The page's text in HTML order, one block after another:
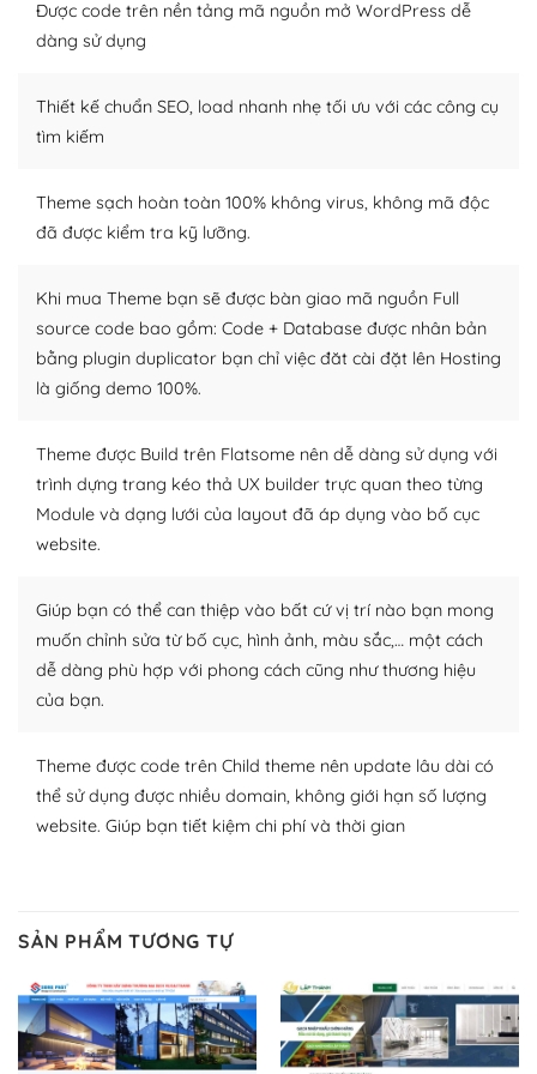
tìm kiếm chúng trên Internet hoặc nhờ chuyên gia.
Dễ dàng tùy chỉnh trên WordPress
– Sở hữu một cộng đồng lớn, sẵn sàng hỗ trợ
người cuồng tín WordPress.
kiếm những cộng đồng WordPress, họ sẽ giúp bạn trả
lời, giải đáp vấn đề của bạn.
Cộng đồng sử dụng WordPress sẵn sàng hỗ trợ bạn
Plugin mở rộng là thành phần cài đặt thêm vào
WordPress để tăng thêm các tính năng cần thiết. Có
nhiều plugin trả phí hoặc miễn phí.
plugin của WordPress rất phong phú. Bạn có thể thỏa
thích chọn lựa plugin và themes phù hợp cho mục đích
lập website của mình.
WordPress đa dạng plugin và themes
– Dễ sử dụng
Với mọi Hosting bất kỳ thì WordPress đều có thể dễ
dàng thiết lập vì thực tế nó đã cung cấp khoảng 60%
trang web WordPress của bạn.
Dễ dàng lựa chọn Hosting cho website WordPress
– Bảo mật cực tốt
Được code trên nền tảng mã nguồn mở WordPress dễ
dàng sử dụng
Thiết kế chuẩn SEO, load nhanh nhẹ tối ưu với các công cụ
tìm kiếm
Theme sạch hoàn toàn 100% không virus, không mã độc
đã được kiểm tra kỹ lưỡng.
Khi mua Theme bạn sẽ được bàn giao mã nguồn Full
source code bao gồm: Code + Database được nhân bản
bằng plugin duplicator bạn chỉ việc đăt cài đặt lên Hosting
là giống demo 100%.
Theme được Build trên Flatsome nên dễ dàng sử dụng với
trình dựng trang kéo thả UX builder trực quan theo từng
Module và dạng lưới của layout đã áp dụng vào bố cục
website.
Giúp bạn có thể can thiệp vào bất cứ vị trí nào bạn mong
muốn chỉnh sửa từ bố cục, hình ảnh, màu sắc,… một cách
dễ dàng phù hợp với phong cách cũng như thương hiệu
của bạn.
Theme được code trên Child theme nên update lâu dài có
thể sử dụng được nhiều domain, không giới hạn số lượng
website. Giúp bạn tiết kiệm chi phí và thời gian
SẢN PHẨM TƯƠNG TỰ